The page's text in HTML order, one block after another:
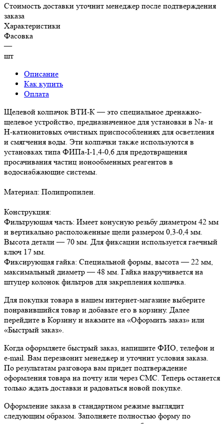
Стоимость доставки уточнит менеджер после подтверждения
заказа
Характеристики
Фасовка
—
шт
Описание
Как купить
Оплата
Щелевой колпачок ВТИ-К — это специальное дренажно-
щелевое устройство, предназначенное для установки в Na- и
H-катионитовых очистных приспособлениях для осветления
и смягчения воды. Эти колпачки также используются в
установках типа ФИПа-I-1,4-0,6 для предотвращения
просачивания частиц ионообменных реагентов в
водоснабжающие системы.
Материал: Полипропилен.
Конструкция:
Фильтрующая часть: Имеет конусную резьбу диаметром 42 мм
и вертикально расположенные щели размером 0,3-0,4 мм.
Высота детали — 70 мм. Для фиксации используется гаечный
ключ 17 мм.
Фиксирующая гайка: Специальной формы, высота — 22 мм,
максимальный диаметр — 48 мм. Гайка накручивается на
штуцер колонок фильтров для закрепления колпачка.
Для покупки товара в нашем интернет-магазине выберите
понравившийся товар и добавьте его в корзину. Далее
перейдите в Корзину и нажмите на «Оформить заказ» или
«Быстрый заказ».
Когда оформляете быстрый заказ, напишите ФИО, телефон и
e-mail. Вам перезвонит менеджер и уточнит условия заказа.
По результатам разговора вам придет подтверждение
оформления товара на почту или через СМС. Теперь останется
только ждать доставки и радоваться новой покупке.
Оформление заказа в стандартном режиме выглядит
следующим образом. Заполняете полностью форму по